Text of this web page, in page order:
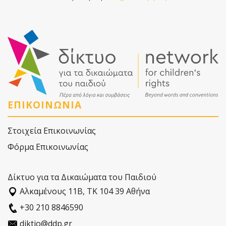
ΕΠΙΚΟΙΝΩΝΙΑ
Στοιχεία Επικοινωνίας
Φόρμα Επικοινωνίας
Δίκτυο για τα Δικαιώματα του Παιδιού
Αλκαµένους 11Β, ΤΚ 104 39 Αθήνα
+30 210 8846590
diktio@ddp.gr